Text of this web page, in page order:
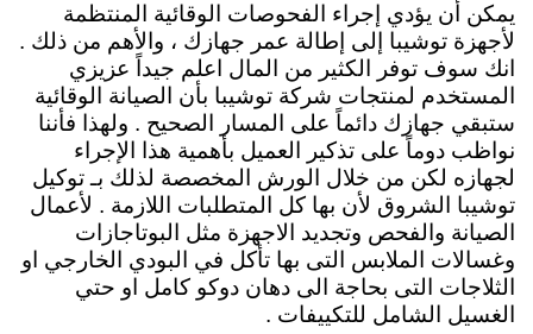
يمكن أن يؤدي إجراء الفحوصات الوقائية المنتظمة
لأجهزة توشيبا إلى إطالة عمر جهازك ، والأهم من ذلك .
انك سوف توفر الكثير من المال اعلم جيداً عزيزي
المستخدم لمنتجات شركة توشيبا بأن الصيانة الوقائية
ستبقي جهازك دائماً على المسار الصحيح . ولهذا فأننا
نواظب دوماً على تذكير العميل بأهمية هذا الإجراء
لجهازه لكن من خلال الورش المخصصة لذلك بـ توكيل
توشيبا الشروق لأن بها كل المتطلبات اللازمة . لأعمال
الصيانة والفحص وتجديد الاجهزة مثل البوتاجازات
وغسالات الملابس التى بها تأكل في البودي الخارجي او
الثلاجات التى بحاجة الى دهان دوكو كامل او حتي
الغسيل الشامل للتكييفات .